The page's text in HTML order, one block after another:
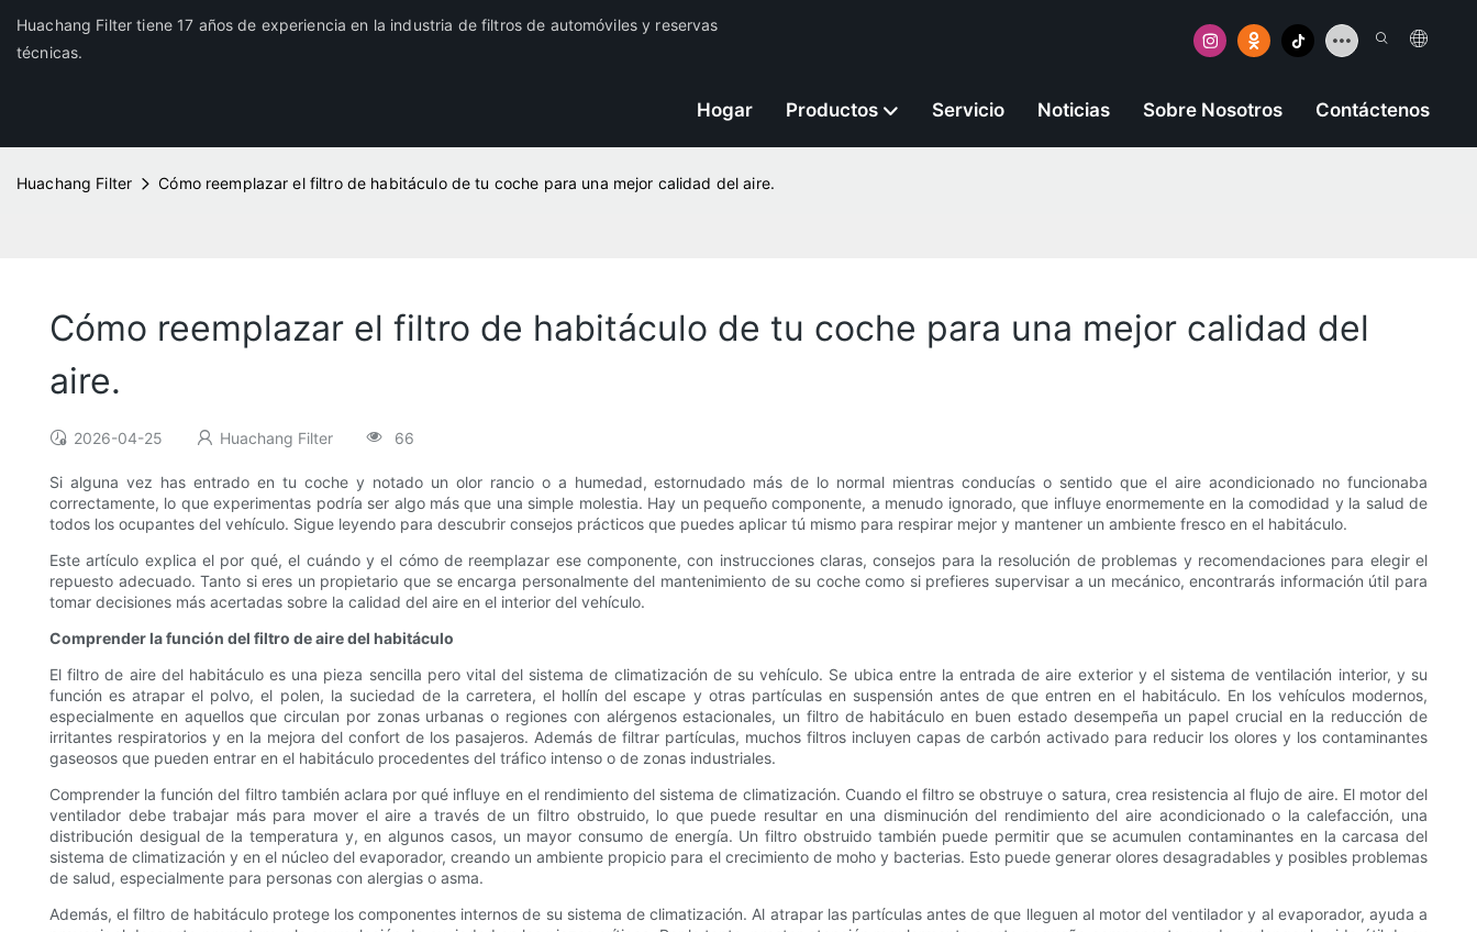
Huachang Filter tiene 17 años de experiencia en la industria de filtros de automóviles y reservas
técnicas.
Hogar Productos Servicio Noticias Sobre Nosotros Contáctenos
Huachang Filter Cómo reemplazar el filtro de habitáculo de tu coche para una mejor calidad del aire.
Cómo reemplazar el filtro de habitáculo de tu coche para una mejor calidad del
aire.
2026-04-25 Huachang Filter 66
Si alguna vez has entrado en tu coche y notado un olor rancio o a humedad, estornudado más de lo normal mientras conducías o sentido que el aire acondicionado no funcionaba
correctamente, lo que experimentas podría ser algo más que una simple molestia. Hay un pequeño componente, a menudo ignorado, que influye enormemente en la comodidad y la salud de
todos los ocupantes del vehículo. Sigue leyendo para descubrir consejos prácticos que puedes aplicar tú mismo para respirar mejor y mantener un ambiente fresco en el habitáculo.
Este artículo explica el por qué, el cuándo y el cómo de reemplazar ese componente, con instrucciones claras, consejos para la resolución de problemas y recomendaciones para elegir el
repuesto adecuado. Tanto si eres un propietario que se encarga personalmente del mantenimiento de su coche como si prefieres supervisar a un mecánico, encontrarás información útil para
tomar decisiones más acertadas sobre la calidad del aire en el interior del vehículo.
Comprender la función del filtro de aire del habitáculo
El filtro de aire del habitáculo es una pieza sencilla pero vital del sistema de climatización de su vehículo. Se ubica entre la entrada de aire exterior y el sistema de ventilación interior, y su
función es atrapar el polvo, el polen, la suciedad de la carretera, el hollín del escape y otras partículas en suspensión antes de que entren en el habitáculo. En los vehículos modernos,
especialmente en aquellos que circulan por zonas urbanas o regiones con alérgenos estacionales, un filtro de habitáculo en buen estado desempeña un papel crucial en la reducción de
irritantes respiratorios y en la mejora del confort de los pasajeros. Además de filtrar partículas, muchos filtros incluyen capas de carbón activado para reducir los olores y los contaminantes
gaseosos que pueden entrar en el habitáculo procedentes del tráfico intenso o de zonas industriales.
Comprender la función del filtro también aclara por qué influye en el rendimiento del sistema de climatización. Cuando el filtro se obstruye o satura, crea resistencia al flujo de aire. El motor del
ventilador debe trabajar más para mover el aire a través de un filtro obstruido, lo que puede resultar en una disminución del rendimiento del aire acondicionado o la calefacción, una
distribución desigual de la temperatura y, en algunos casos, un mayor consumo de energía. Un filtro obstruido también puede permitir que se acumulen contaminantes en la carcasa del
sistema de climatización y en el núcleo del evaporador, creando un ambiente propicio para el crecimiento de moho y bacterias. Esto puede generar olores desagradables y posibles problemas
de salud, especialmente para personas con alergias o asma.
Además, el filtro de habitáculo protege los componentes internos de su sistema de climatización. Al atrapar las partículas antes de que lleguen al motor del ventilador y al evaporador, ayuda a